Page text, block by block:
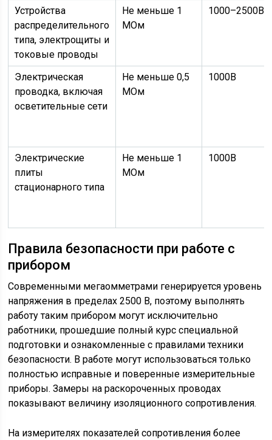
Устройства
распределительного
типа, электрощиты и
токовые проводы
Не меньше 1
МОм
1000–2500В
Электрическая
проводка, включая
осветительные сети
Не меньше 0,5
МОм
1000В
Электрические
плиты
стационарного типа
Не меньше 1
МОм
1000В
Правила безопасности при работе с
прибором
Современными мегаомметрами генерируется уровень
напряжения в пределах 2500 В, поэтому выполнять
работу таким прибором могут исключительно
работники, прошедшие полный курс специальной
подготовки и ознакомленные с правилами техники
безопасности. В работе могут использоваться только
полностью исправные и поверенные измерительные
приборы. Замеры на раскороченных проводах
показывают величину изоляционного сопротивления.
На измерителях показателей сопротивления более